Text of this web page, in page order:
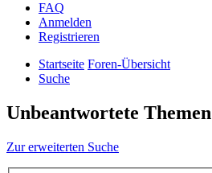
FAQ
Anmelden
Registrieren
Startseite Foren-Übersicht
Suche
Unbeantwortete Themen
Zur erweiterten Suche